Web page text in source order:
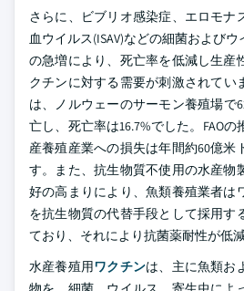
さらに、ビブリオ感染症、エロモナ
血ウイルス(ISAV)などの細菌および
の急増により、死亡率を低減し生産
クチンに対する需要が刺激されてい
は、ノルウェーのサーモン養殖場で
亡し、死亡率は16.7%でした。FAO
産養殖産業への損失は年間約60億米
す。また、抗生物質不使用の水産物
好の高まりにより、魚類養殖業者は
を抗生物質の代替手段として採用す
ており、それにより抗菌薬耐性が低
水産養殖用ワクチンは、主に魚類お